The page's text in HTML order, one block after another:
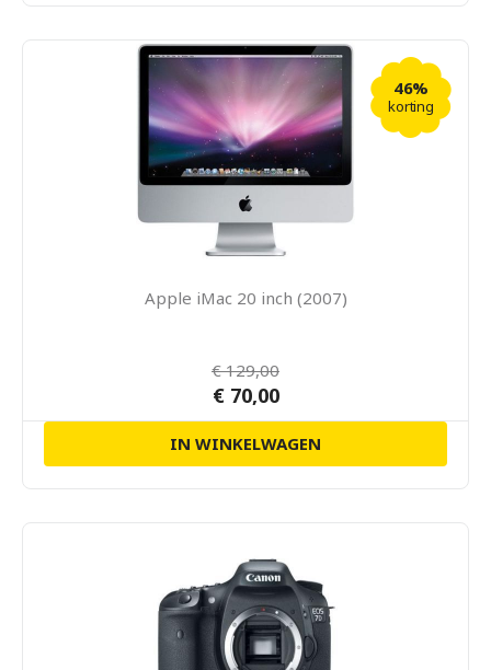
46%
korting
Apple iMac 20 inch (2007)
€ 129,00
€ 70,00
IN WINKELWAGEN